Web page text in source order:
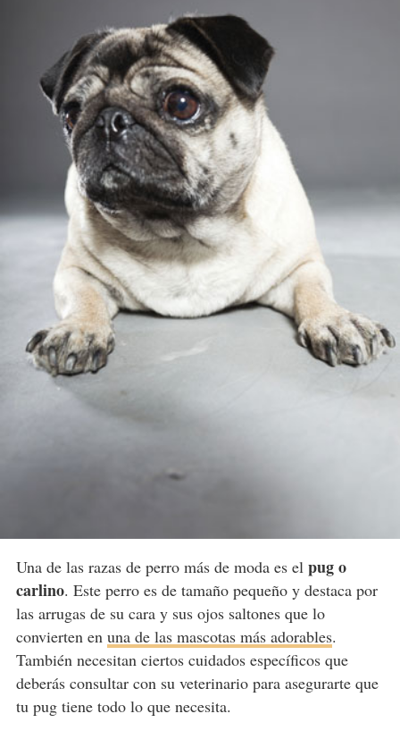
Una de las razas de perro más de moda es el pug o
carlino. Este perro es de tamaño pequeño y destaca por
las arrugas de su cara y sus ojos saltones que lo
convierten en una de las mascotas más adorables.
También necesitan ciertos cuidados específicos que
deberás consultar con su veterinario para asegurarte que
tu pug tiene todo lo que necesita.